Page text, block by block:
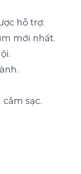
hỗ trợ:
mới nhất.
sạc.